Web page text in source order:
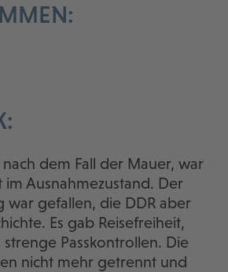
nach dem Fall der Mauer, war
im Ausnahmezustand. Der
war gefallen, die DDR aber
Es gab Reisefreiheit,
Passkontrollen. Die
nicht mehr getrennt und